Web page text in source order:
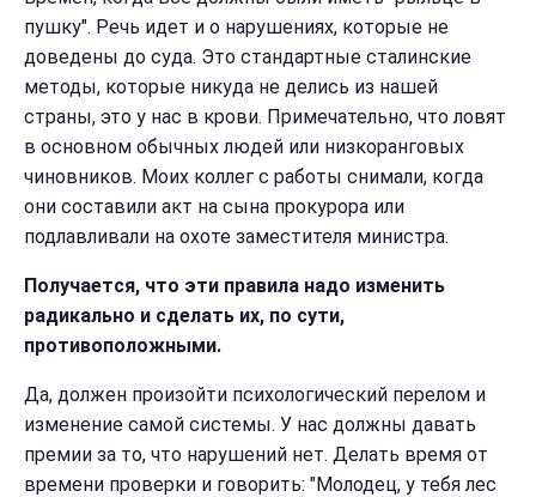
пушку". Речь идет и о нарушениях, которые не
доведены до суда. Это стандартные сталинские
методы, которые никуда не делись из нашей
страны, это у нас в крови. Примечательно, что ловят
в основном обычных людей или низкоранговых
чиновников. Моих коллег с работы снимали, когда
они составили акт на сына прокурора или
подлавливали на охоте заместителя министра.
Получается, что эти правила надо изменить
радикально и сделать их, по сути,
противоположными.
Да, должен произойти психологический перелом и
изменение самой системы. У нас должны давать
премии за то, что нарушений нет. Делать время от
времени проверки и говорить: "Молодец, у тебя лес